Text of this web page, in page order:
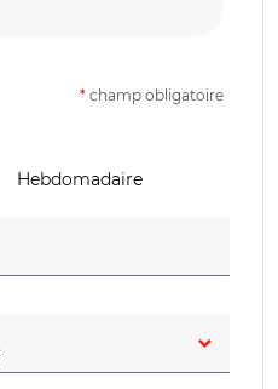
* champ obligatoire
Hebdomadaire
obligatoire)